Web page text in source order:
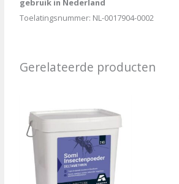
gebruik in Nederland
Toelatingsnummer: NL-0017904-0002
Gerelateerde producten